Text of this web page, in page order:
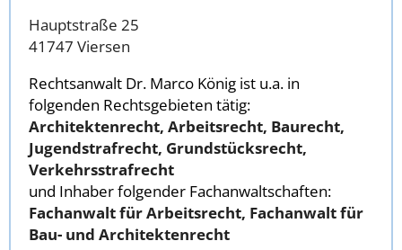
Hauptstraße 25
41747 Viersen
Rechtsanwalt Dr. Marco König ist u.a. in
folgenden Rechtsgebieten tätig:
Architektenrecht, Arbeitsrecht, Baurecht,
Jugendstrafrecht, Grundstücksrecht,
Verkehrsstrafrecht
und Inhaber folgender Fachanwaltschaften:
Fachanwalt für Arbeitsrecht, Fachanwalt für
Bau- und Architektenrecht